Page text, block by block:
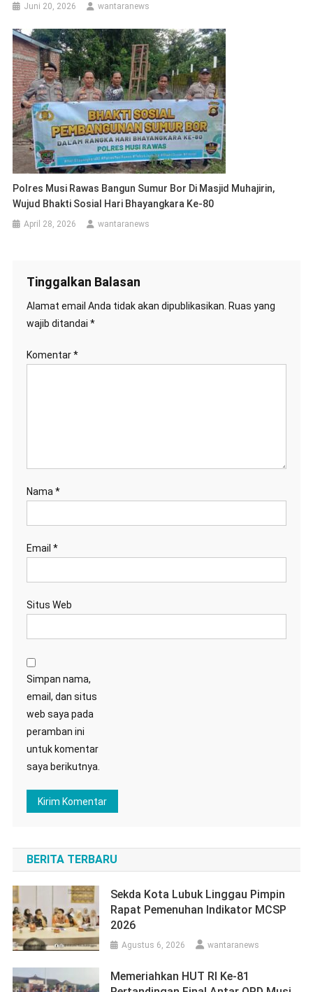
Juni 20, 2026 wantaranews
Polres Musi Rawas Bangun Sumur Bor Di Masjid Muhajirin,
Wujud Bhakti Sosial Hari Bhayangkara Ke-80
April 28, 2026 wantaranews
Tinggalkan Balasan
Alamat email Anda tidak akan dipublikasikan. Ruas yang
wajib ditandai *
Komentar*
Nama *
Email *
Situs Web
Simpan nama,
email, dan situs
web saya pada
peramban ini
untuk komentar
saya berikutnya.
BERITA TERBARU
Sekda Kota Lubuk Linggau Pimpin
Rapat Pemenuhan Indikator MCSP
2026
Agustus 6, 2026 wantaranews
Memeriahkan HUT RI Ke-81